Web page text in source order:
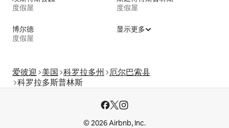
度假屋
度假屋
博尔德
度假屋
显示更多
爱彼迎 美国 科罗拉多州
厄尔巴索县
科罗拉多斯普林斯
© 2026 Airbnb, Inc.